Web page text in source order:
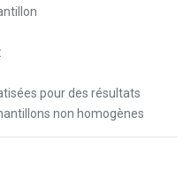
pour des résultats
non homogènes